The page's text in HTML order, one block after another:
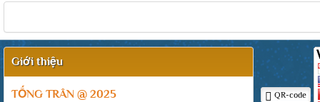
Giới thiệu
TỐNG TRÂN @ 2025
QR-code